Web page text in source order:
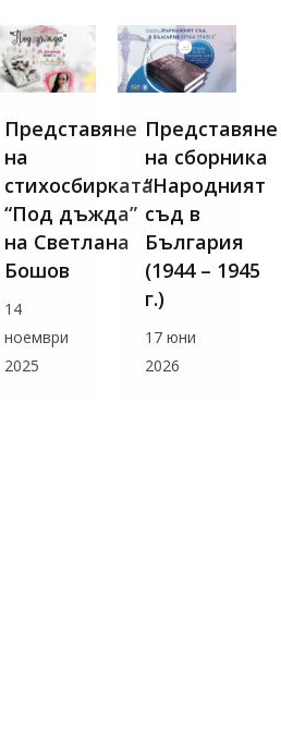
Представяне
на
стихосбирката
“Под дъжда”
на Светлана
Бошов
14
ноември
2025
Представяне
на сборника
“Народният
съд в
България
(1944 – 1945
г.)
17 юни
2026